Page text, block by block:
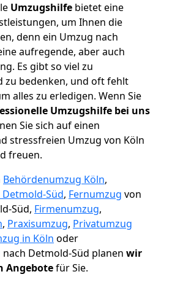
Umzugshilfe bietet eine
um Ihnen die
denn ein Umzug nach
aufregende, aber auch
Es gibt so viel zu
zu bedenken, und oft fehlt
alles zu erledigen. Wenn Sie
Umzugshilfe bei uns
Sie sich auf einen
stressfreien Umzug von Köln
freuen.
Behördenumzug Köln,
Süd, Fernumzug von
Süd, Firmenumzug,
, Praxisumzug, Privatumzug
in Köln oder
nach Detmold-Süd planen wir
Angebotefür Sie.